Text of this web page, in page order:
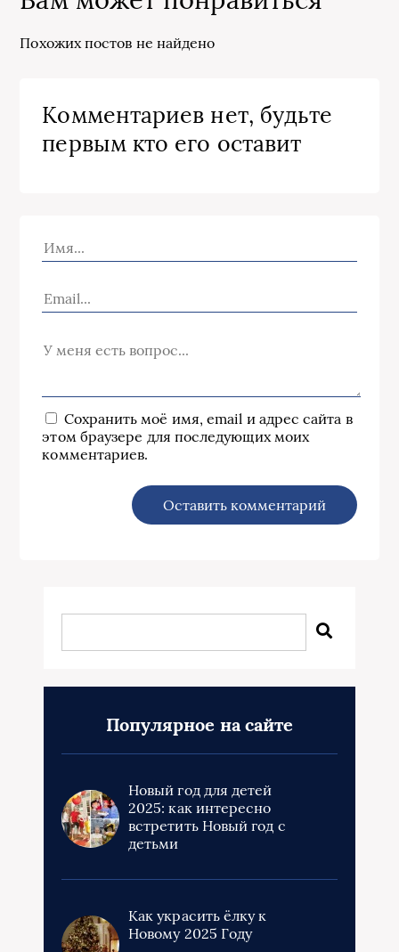
Похожих постов не найдено
Комментариев нет, будьте
первым кто его оставит
Сохранить моё имя, email и адрес сайта в
этом браузере для последующих моих
комментариев.
Популярное на сайте
Новый год для детей
2025: как интересно
встретить Новый год с
детьми
Как украсить ёлку к
Новому 2025 Году